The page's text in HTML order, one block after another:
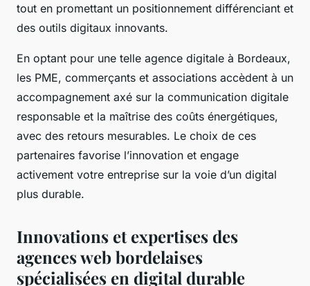
tout en promettant un positionnement différenciant et
des outils digitaux innovants.
En optant pour une telle agence digitale à Bordeaux,
les PME, commerçants et associations accèdent à un
accompagnement axé sur la communication digitale
responsable et la maîtrise des coûts énergétiques,
avec des retours mesurables. Le choix de ces
partenaires favorise l’innovation et engage
activement votre entreprise sur la voie d’un digital
plus durable.
Innovations et expertises des
agences web bordelaises
spécialisées en digital durable